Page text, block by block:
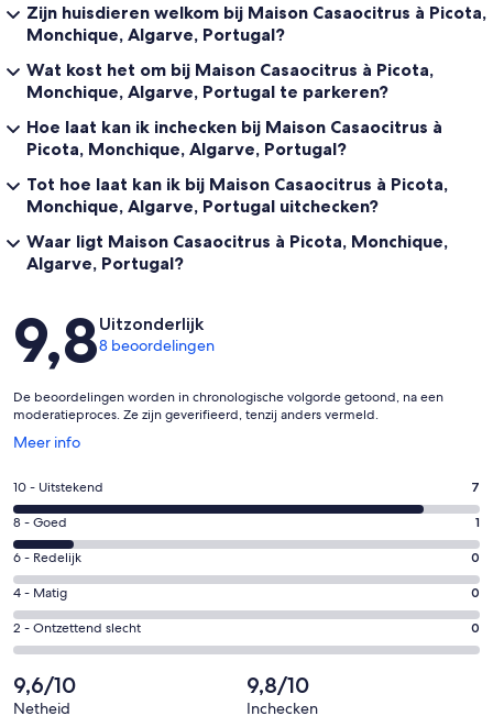
Zijn huisdieren welkom bij Maison Casaocitrus à Picota,
Monchique, Algarve, Portugal?
Wat kost het om bij Maison Casaocitrus à Picota,
Monchique, Algarve, Portugal te parkeren?
Hoe laat kan ik inchecken bij Maison Casaocitrus à
Picota, Monchique, Algarve, Portugal?
Tot hoe laat kan ik bij Maison Casaocitrus à Picota,
Monchique, Algarve, Portugal uitchecken?
Waar ligt Maison Casaocitrus à Picota, Monchique,
Algarve, Portugal?
Beoordelingen
9,8Uitzonderlijk
8 beoordelingen
De beoordelingen worden in chronologische volgorde getoond, na een
moderatieproces. Ze zijn geverifieerd, tenzij anders vermeld.
Meer info
Opent
een
nieuw
venster
Gastenscore:
10
-
Uitstekend.
7
van
8
beoordelingen
10 - Uitstekend 7
Gastenscore:
8
-
Goed.
1
van
beoordelingen
8 - Goed 1
Gastenscore:
6
-
Redelijk.
0
van
8
6 - Redelijk 0
Gastenscore:
4
-
0
van
4 - Matig 0
Gastenscore:
2
-
Ontzettend
2 - Ontzettend slecht 0
9,6/10
Netheid
9,8/10
Inchecken